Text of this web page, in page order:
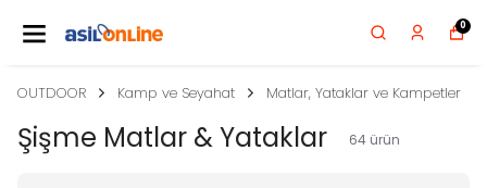
0
OUTDOOR Kamp ve Seyahat Matlar, Yataklar ve Kampetler
Şişme Matlar & Yataklar 64 ürün